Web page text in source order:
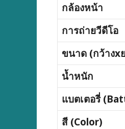
กล้องหน้า
การถ่ายวีดีโอ
ขนาด (กว้างx
น้ำหนัก
แบตเตอรี่
สี (Color)